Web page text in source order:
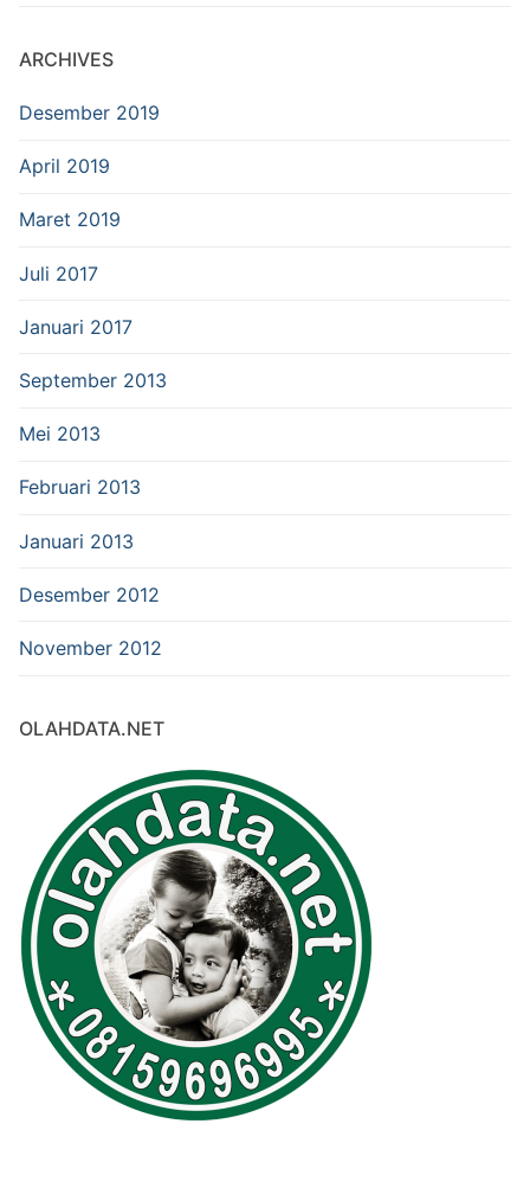
ARCHIVES
Desember 2019
April 2019
Maret 2019
Juli 2017
Januari 2017
September 2013
Mei 2013
Februari 2013
Januari 2013
Desember 2012
November 2012
OLAHDATA.NET